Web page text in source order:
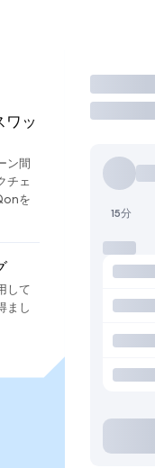
ワッ
ン間
チェ
を
して
まし
取引
15分